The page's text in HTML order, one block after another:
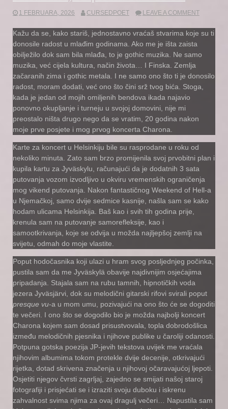
1 FEBRUARA, 2026 CURSEDPOET LEAVE A COMMENT
Kažu da se, kako stariš, jednostavno vraćaš stvarima koje su ti
donosile radost u mlađim godinama. Ako me je išta zaista
obilježilo dok sam bila mlađa, to je gothic muzika. Ne samo
muzika, već cijela kultura, način života… I Finska. Zemlja
začaranih zima i gothic metala. I ne samo ono što ti je donosilo
radost, moram dodati, već ono što čini srž tvog bića. Stoga,
kada je jedan od mojih omiljenih bendova ikada najavio
ponovno okupljanje i turneju u svojoj domovini, nije mi
preostalo ništa drugo nego da se vratim, 20 godina nakon
moje prve posjete i mog prvog koncerta Charona.
Karte za koncert u Helsinkiju bile su rasprodane u roku od
nekoliko minuta. Zato sam brzo promijenila svoj prvobitni plan i
kupila kartu za Jyväskylu, računajući da je dodatnih 3 sata
putovanja vozom izvodljivo u okviru vremenskih ograničenja
mog vikend putovanja. Nakon fantastičnog Weekend of Hell-a
u Njemačkoj, samo dvije sedmice kasnije, našla sam se kako
hodam ulicama Helsinkija. Baš kao i svih tih godina prije,
krenula sam na putovanje samorefleksije, kao i
samootkrivanja, koje se odvija u možda najljepšoj zemlji na
svijetu, odmah do moje vlastite.
Poput hodočasnika koji ulazi u hram svog posljednjeg počinka,
pustila sam da me Jyväskylä obavije najdivnijim osjećajima
pripadanja. Stajala sam na rubu tamnih, hipnotičkih voda
jezera Jyväsjärvi, dok su melodični gitarski rifovi svirali poput
presque vu-a u mom umu, pozivajući na ono što će se dogoditi
te večeri. I ono što se dogodilo bio je možda najbolji koncert
Charona kojem sam dosad prisustvovala, topla dobrodošlica
između melodičnih pjesnika i njihove publike u čaroliji odanosti.
Potpuna gotska poezija JP-jevih tekstova uvijek me vraćala
njihovim albumima tokom protekle dvije decenije, otkrivajući
rijetka, dotad skrivena značenja u njihovoj očaravajućoj ljepoti.
Osjetiti njegov čvrsti zagrljaj, zajedno se smijati našoj staroj
fotografiji i prisjećati se i izraziti svoju duboku i iskrenu
zahvalnost svima njima za ovaj dragulj večeri… Napustila sam